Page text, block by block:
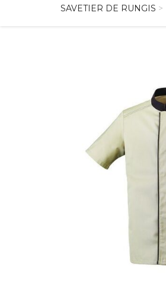
SAVETIER DE RUNGIS >